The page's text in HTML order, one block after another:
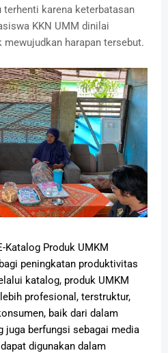
karena keterbatasan
KKN UMM dinilai
harapan tersebut.
Katalog Produk UMKM
peningkatan produktivitas
katalog, produk UMKM
profesional, terstruktur,
baik dari dalam
juga berfungsi sebagai media
digunakan dalam